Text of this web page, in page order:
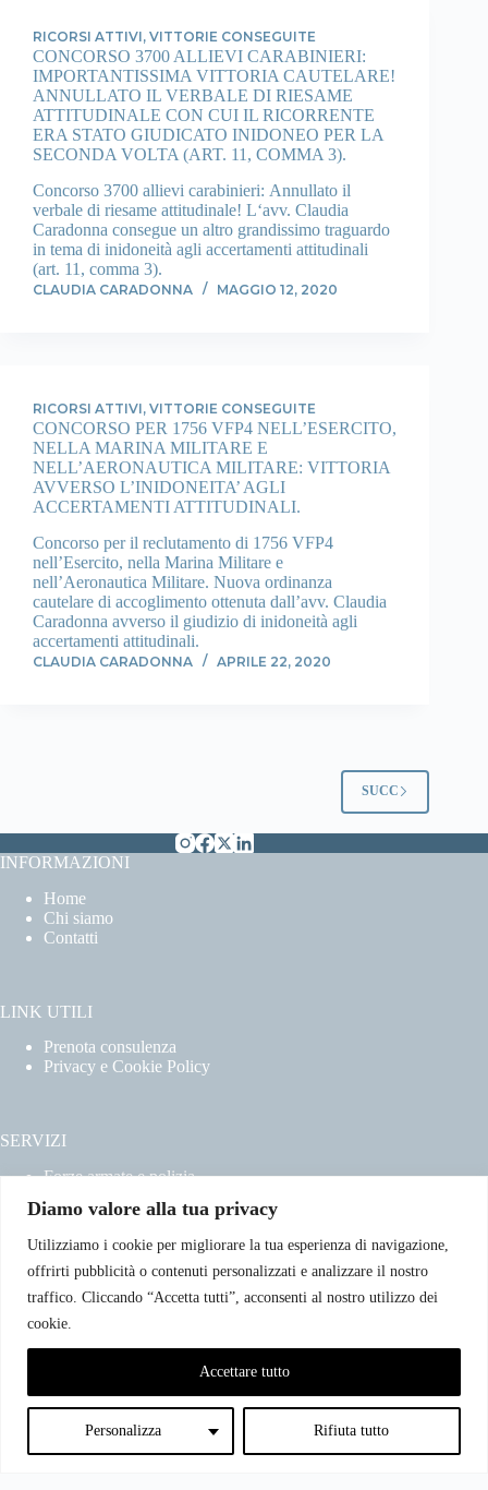
Diamo valore alla tua privacy
Utilizziamo i cookie per migliorare la tua esperienza di navigazione,
offrirti pubblicità o contenuti personalizzati e analizzare il nostro
traffico. Cliccando “Accetta tutti”, acconsenti al nostro utilizzo dei
cookie.
Personalizza Rifiuta tutto
Accettare tutto
RICORSI ATTIVI, VITTORIE CONSEGUITE
CONCORSO 3700 ALLIEVI CARABINIERI:
IMPORTANTISSIMA VITTORIA CAUTELARE!
ANNULLATO IL VERBALE DI RIESAME
ATTITUDINALE CON CUI IL RICORRENTE
ERA STATO GIUDICATO INIDONEO PER LA
SECONDA VOLTA (ART. 11, COMMA 3).
Concorso 3700 allievi carabinieri: Annullato il
verbale di riesame attitudinale! L‘avv. Claudia
Caradonna consegue un altro grandissimo traguardo
in tema di inidoneità agli accertamenti attitudinali
(art. 11, comma 3).
CLAUDIA CARADONNA MAGGIO 12, 2020
RICORSI ATTIVI, VITTORIE CONSEGUITE
CONCORSO PER 1756 VFP4 NELL’ESERCITO,
NELLA MARINA MILITARE E
NELL’AERONAUTICA MILITARE: VITTORIA
AVVERSO L’INIDONEITA’ AGLI
ACCERTAMENTI ATTITUDINALI.
Concorso per il reclutamento di 1756 VFP4
nell’Esercito, nella Marina Militare e
nell’Aeronautica Militare. Nuova ordinanza
cautelare di accoglimento ottenuta dall’avv. Claudia
Caradonna avverso il giudizio di inidoneità agli
accertamenti attitudinali.
CLAUDIA CARADONNA APRILE 22, 2020
SUCC
INFORMAZIONI
Home
Chi siamo
Contatti
LINK UTILI
Prenota consulenza
Privacy e Cookie Policy
SERVIZI
Forze armate e polizia
Concorsi pubblici
Pubblico impiego
Contratti con la pubblica amministrazione
Vittime del dovere ed equiparati
CONTATTI
Telefono: +39 380.7996298
Indirizzo: Via Simone Cuccia – n. 1, 90144 – Palermo